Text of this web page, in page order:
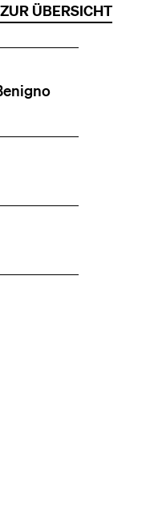
ÜBERSICHT